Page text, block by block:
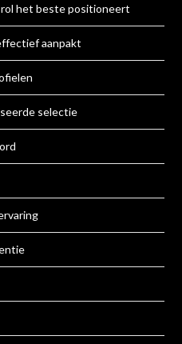
het beste positioneert
aanpakt
selectie